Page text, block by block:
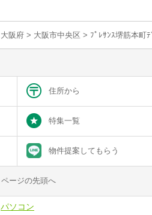
大阪府 > 大阪市中央区 > ﾌﾟﾚｻﾝｽ堺筋本町
住所から
特集一覧
物件提案してもらう
ページの先頭へ
パソコン